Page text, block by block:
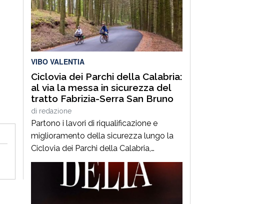
VIBO VALENTIA
Ciclovia dei Parchi della Calabria:
al via la messa in sicurezza del
tratto Fabrizia-Serra San Bruno
di redazione
Partono i lavori di riqualificazione e
miglioramento della sicurezza lungo la
Ciclovia dei Parchi della Calabria,
concentrati nel tratto compreso tra i
territori di Fabrizia e Serra San Bruno,
un’area di straordinario valore